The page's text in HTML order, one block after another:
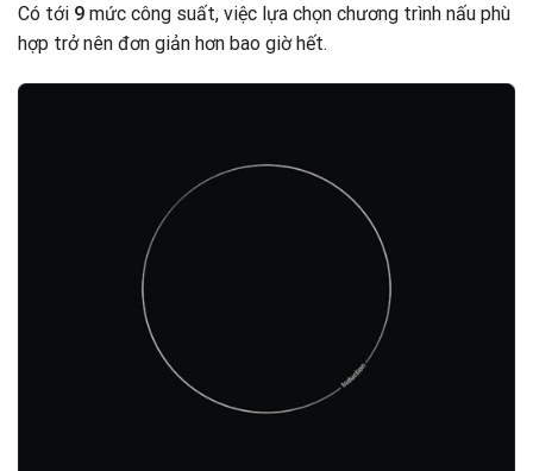
Có tới 9 mức công suất, việc lựa chọn chương trình nấu phù
hợp trở nên đơn giản hơn bao giờ hết.